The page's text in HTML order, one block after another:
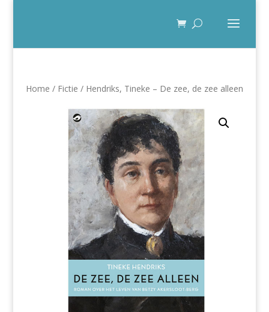
Home / Fictie / Hendriks, Tineke – De zee, de zee alleen